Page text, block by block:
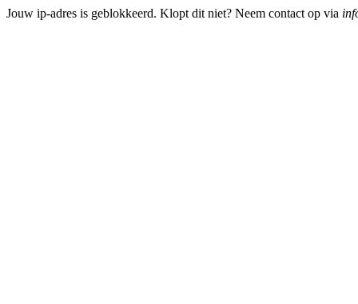
Jouw ip-adres is geblokkeerd. Klopt dit niet? Neem contact op via